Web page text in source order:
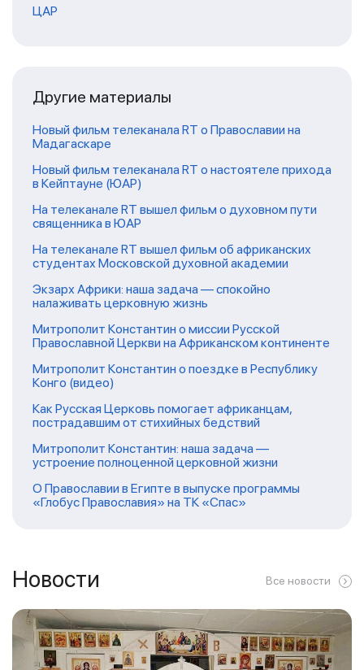
ЦАР
Другие материалы
Новый фильм телеканала RT о Православии на
Мадагаскаре
Новый фильм телеканала RT о настоятеле прихода
в Кейптауне (ЮАР)
На телеканале RT вышел фильм о духовном пути
священника в ЮАР
На телеканале RT вышел фильм об африканских
студентах Московской духовной академии
Экзарх Африки: наша задача — спокойно
налаживать церковную жизнь
Митрополит Константин о миссии Русской
Православной Церкви на Африканском континенте
Митрополит Константин о поездке в Республику
Конго (видео)
Как Русская Церковь помогает африканцам,
пострадавшим от стихийных бедствий
Митрополит Константин: наша задача —
устроение полноценной церковной жизни
О Православии в Египте в выпуске программы
«Глобус Православия» на ТК «Спас»
Новости Все новости